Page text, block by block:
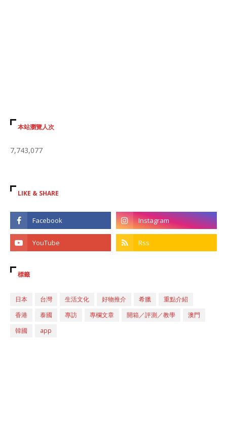
本站瀏覽人次
7,743,077
LIKE & SHARE
標籤
日本 台灣 生活文化 好物推介 希臘
重點介紹
香港
泰國 專訪 專欄文章 開箱／評測／教學
澳門
韓國
app